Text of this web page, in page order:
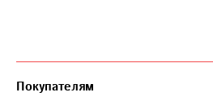
Покупателям